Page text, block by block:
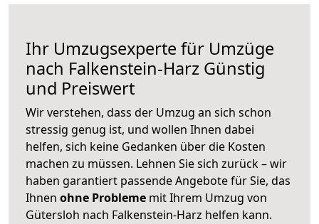
Ihr Umzugsexperte für Umzüge
nach Falkenstein-Harz Günstig
und Preiswert
Wir verstehen, dass der Umzug an sich schon
stressig genug ist, und wollen Ihnen dabei
helfen, sich keine Gedanken über die Kosten
machen zu müssen. Lehnen Sie sich zurück – wir
haben garantiert passende Angebote für Sie, das
Ihnen ohne Probleme mit Ihrem Umzug von
Gütersloh nach Falkenstein-Harz helfen kann.